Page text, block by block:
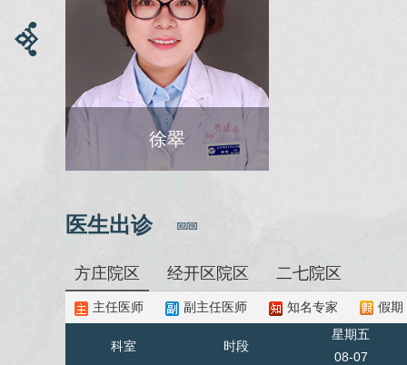
徐翠
医生出诊
方庄院区 经开区院区 二七院区
主任医师 副主任医师 知名专家 假期
科室 时段
星期五
08-07